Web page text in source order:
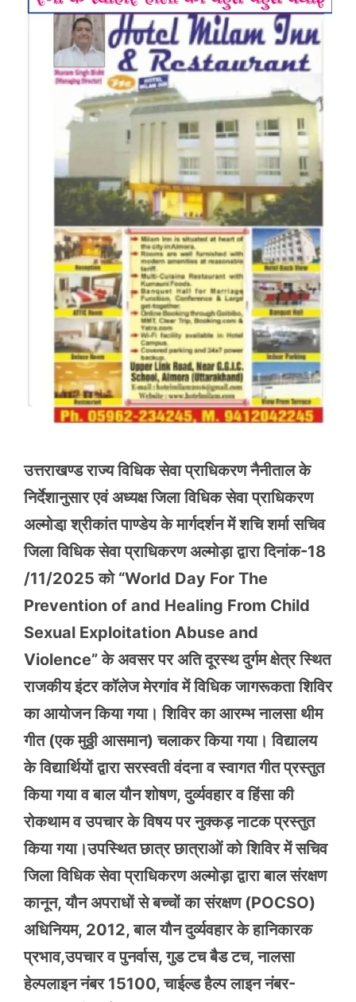
उत्तराखण्ड राज्य विधिक सेवा प्राधिकरण नैनीताल के
निर्देशानुसार एवं अध्यक्ष जिला विधिक सेवा प्राधिकरण
अल्मोडा़ श्रीकांत पाण्डेय के मार्गदर्शन में शचि शर्मा सचिव
जिला विधिक सेवा प्राधिकरण अल्मोड़ा द्वारा दिनांक-18
/11/2025 को “World Day For The
Prevention of and Healing From Child
Sexual Exploitation Abuse and
Violence” के अवसर पर अति दूरस्थ दुर्गम क्षेत्र स्थित
राजकीय इंटर कॉलेज मेरगांव में विधिक जागरूकता शिविर
का आयोजन किया गया। शिविर का आरम्भ नालसा थीम
गीत (एक मुठ्ठी आसमान) चलाकर किया गया। विद्यालय
के विद्यार्थियों द्वारा सरस्वती वंदना व स्वागत गीत प्रस्तुत
किया गया व बाल यौन शोषण, दुर्व्यवहार व हिंसा की
रोकथाम व उपचार के विषय पर नुक्कड़ नाटक प्रस्तुत
किया गया।उपस्थित छात्र छात्राओं को शिविर में सचिव
जिला विधिक सेवा प्राधिकरण अल्मोड़ा द्वारा बाल संरक्षण
कानून, यौन अपराधों से बच्चों का संरक्षण (POCSO)
अधिनियम, 2012, बाल यौन दुर्व्यवहार के हानिकारक
प्रभाव,उपचार व पुनर्वास, गुड टच बैड टच, नालसा
हेल्पलाइन नंबर 15100, चाईल्ड हैल्प लाइन नंबर-